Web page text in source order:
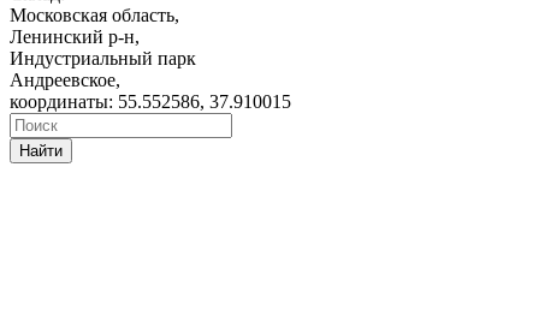
Московская область,
Ленинский р-н,
Индустриальный парк
Андреевское,
координаты: 55.552586, 37.910015
Найти